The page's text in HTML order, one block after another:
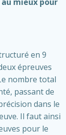
en 9
épreuves
nombre total
passant de
dans le
Il faut ainsi
pour le